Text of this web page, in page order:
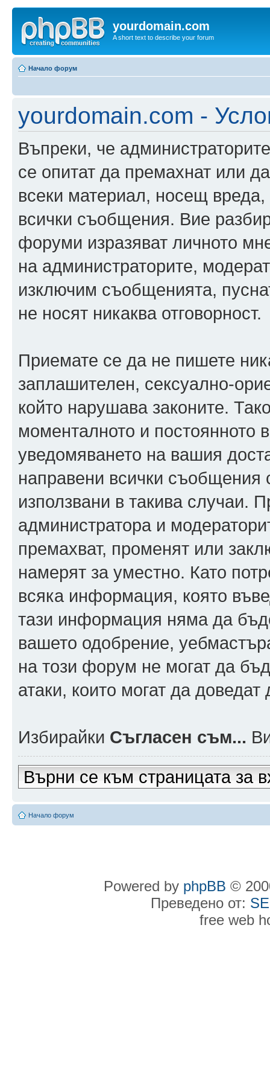
yourdomain.com
A short text to describe your forum
Начало форум
yourdomain.com -
Въпреки, че
се опитат да премахнат или
всеки материал, носещ
всички съобщения. Вие
форуми изразяват личното
на администраторите,
изключим съобщенията,
не носят никаква отговорност.
Приемате се да не пишете
заплашителен, сексуално-
който нарушава законите.
моменталното и постоянното
уведомяването на вашия
направени всички съобщения
използвани в такива случаи.
администратора и
премахват, променят или
намерят за уместно. Като
всяка информация, която
тази информация няма да
вашето одобрение,
на този форум не могат да
атаки, които могат да
Избирайки Съгласен съм...
Върни се към страницата за
Начало форум
Powered by phpBB ©
Преведено от:
free web